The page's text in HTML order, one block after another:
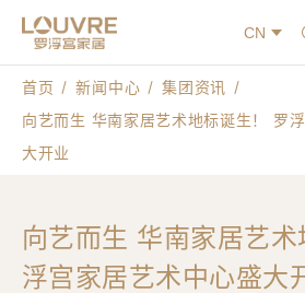
CN
首页 新闻中心
集团资讯
向艺而生 华南家居艺术地标诞生！ 罗
大开业
向艺而生 华南家居艺
浮宫家居艺术中心盛大